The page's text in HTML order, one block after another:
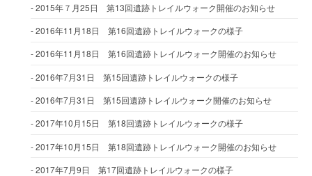
2015年７月25日 第13回遺跡トレイルウォーク開催のお知らせ
2016年11月18日 第16回遺跡トレイルウォークの様子
2016年11月18日 第16回遺跡トレイルウォーク開催のお知らせ
2016年7月31日 第15回遺跡トレイルウォークの様子
2016年7月31日 第15回遺跡トレイルウォーク開催のお知らせ
2017年10月15日 第18回遺跡トレイルウォークの様子
2017年10月15日 第18回遺跡トレイルウォーク開催のお知らせ
2017年7月9日 第17回遺跡トレイルウォークの様子